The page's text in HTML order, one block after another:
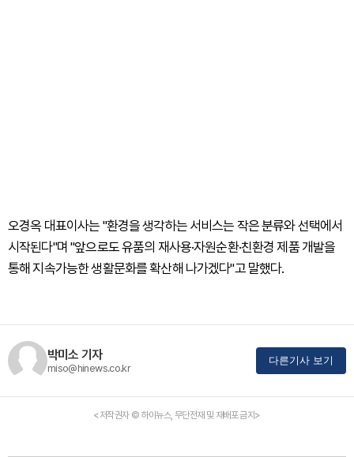
오경옥 대표이사는 "환경을 생각하는 서비스는 작은 분류와 선택에서
시작된다"며 "앞으로도 유품의 재사용·자원순환·친환경 제품 개발을
통해 지속가능한 생활문화를 확산해 나가겠다"고 말했다.
박미소 기자
miso@hinews.co.kr
다른기사 보기
<저작권자 © 하이뉴스, 무단전재 및 재배포 금지>